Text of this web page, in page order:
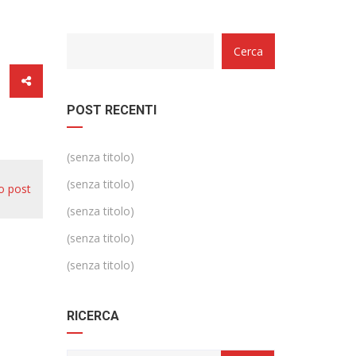
post
Cerca
POST RECENTI
(senza titolo)
(senza titolo)
(senza titolo)
(senza titolo)
(senza titolo)
RICERCA